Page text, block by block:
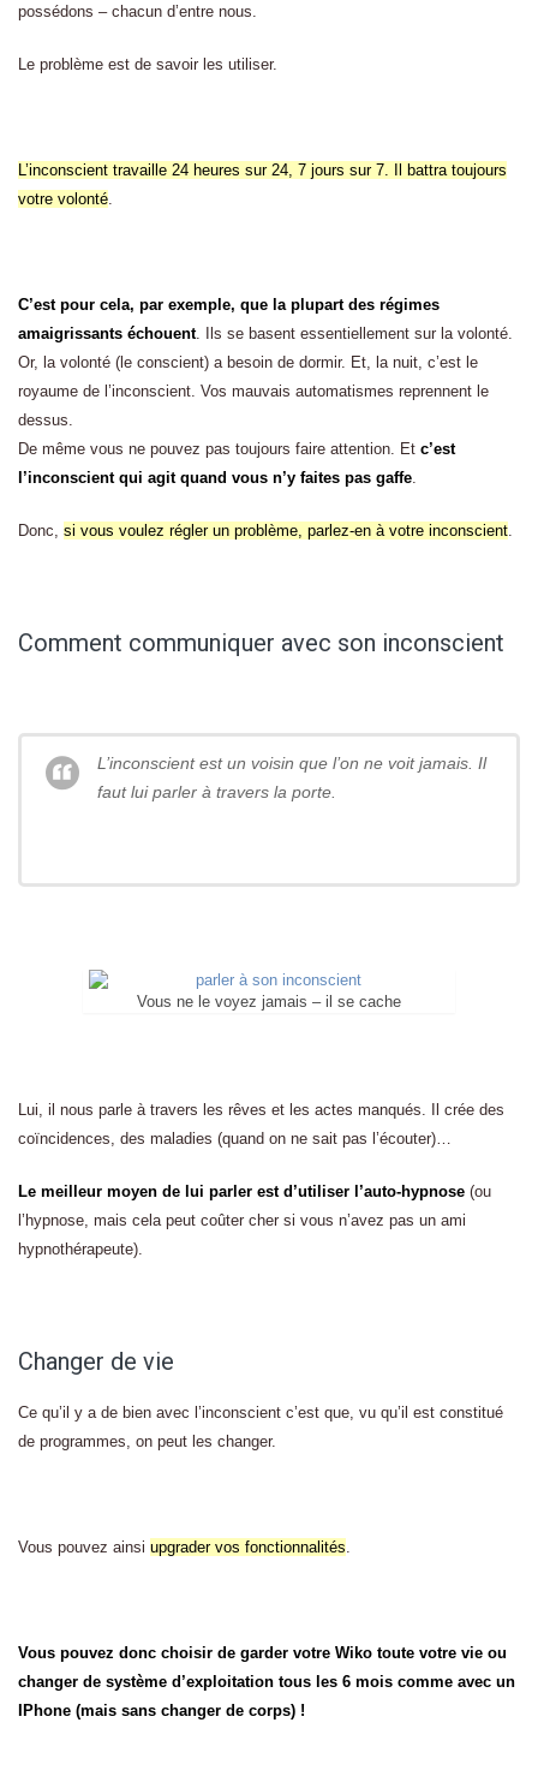
possédons – chacun d’entre nous.
Le problème est de savoir les utiliser.
L’inconscient travaille 24 heures sur 24, 7 jours sur 7. Il battra toujours
votre volonté
C’est pour cela, par exemple, que la plupart des régimes
amaigrissants échouent. Ils se basent essentiellement sur la volonté.
Or, la volonté (le conscient) a besoin de dormir. Et, la nuit, c’est le
royaume de l’inconscient. Vos mauvais automatismes reprennent le
dessus.
De même vous ne pouvez pas toujours faire attention. Et c’est
l’inconscient qui agit quand vous n’y faites pas gaffe
Donc, si vous voulez régler un problème, parlez-en à votre inconscient
Comment communiquer avec son inconscient
L’inconscient est un voisin que l’on ne voit jamais. Il
faut lui parler à travers la porte.
Vous ne le voyez jamais – il se cache
Lui, il nous parle à travers les rêves et les actes manqués. Il crée des
coïncidences, des maladies (quand on ne sait pas l’écouter)…
Le meilleur moyen de lui parler est d’utiliser l’auto-hypnose (ou
l’hypnose, mais cela peut coûter cher si vous n’avez pas un ami
hypnothérapeute).
Changer de vie
Ce qu’il y a de bien avec l’inconscient c’est que, vu qu’il est constitué
de programmes, on peut les changer.
Vous pouvez ainsi upgrader vos fonctionnalités
Vous pouvez donc choisir de garder votre Wiko toute votre vie ou
changer de système d’exploitation tous les 6 mois comme avec un
IPhone (mais sans changer de corps) !